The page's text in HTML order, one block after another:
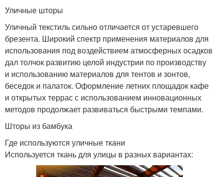
Уличные шторы
Уличный текстиль сильно отличается от устаревшего
брезента. Широкий спектр применения материалов для
использования под воздействием атмосферных осадков
дал толчок развитию целой индустрии по производству
и использованию материалов для тентов и зонтов,
беседок и палаток. Оформление летних площадок кафе
и открытых террас с использованием инновационных
методов продолжает развиваться быстрыми темпами.
Шторы из бамбука
Где используются уличные ткани
Используется ткань для улицы в разных вариантах: